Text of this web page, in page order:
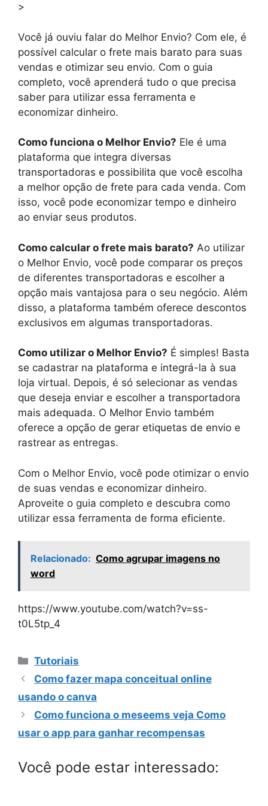
>
Você já ouviu falar do Melhor Envio? Com ele, é
possível calcular o frete mais barato para suas
vendas e otimizar seu envio. Com o guia
completo, você aprenderá tudo o que precisa
saber para utilizar essa ferramenta e
economizar dinheiro.
Como funciona o Melhor Envio? Ele é uma
plataforma que integra diversas
transportadoras e possibilita que você escolha
a melhor opção de frete para cada venda. Com
isso, você pode economizar tempo e dinheiro
ao enviar seus produtos.
Como calcular o frete mais barato? Ao utilizar
o Melhor Envio, você pode comparar os preços
de diferentes transportadoras e escolher a
opção mais vantajosa para o seu negócio. Além
disso, a plataforma também oferece descontos
exclusivos em algumas transportadoras.
Como utilizar o Melhor Envio? É simples! Basta
se cadastrar na plataforma e integrá-la à sua
loja virtual. Depois, é só selecionar as vendas
que deseja enviar e escolher a transportadora
mais adequada. O Melhor Envio também
oferece a opção de gerar etiquetas de envio e
rastrear as entregas.
Com o Melhor Envio, você pode otimizar o envio
de suas vendas e economizar dinheiro.
Aproveite o guia completo e descubra como
utilizar essa ferramenta de forma eficiente.
Relacionado: Como agrupar imagens no
word
https://www.youtube.com/watch?v=ss-
t0L5tp_4
Categorias
Tutoriais
Como fazer mapa conceitual online
usando o canva
Como funciona o meseems veja Como
usar o app para ganhar recompensas
Você pode estar interessado: